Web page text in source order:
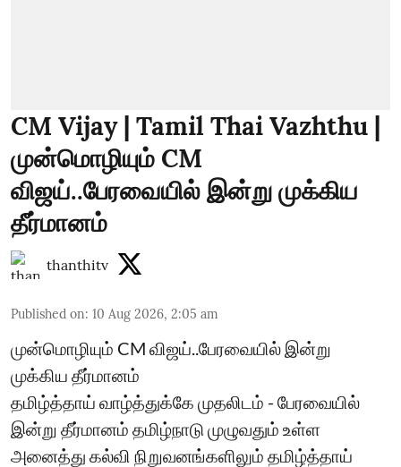
CM Vijay | Tamil Thai Vazhthu |
முன்மொழியும் CM
விஜய்..பேரவையில் இன்று முக்கிய
தீர்மானம்
thanthitv
Published on: 10 Aug 2026, 2:05 am
முன்மொழியும் CM விஜய்..பேரவையில் இன்று
முக்கிய தீர்மானம்
தமிழ்த்தாய் வாழ்த்துக்கே முதலிடம் - பேரவையில்
இன்று தீர்மானம் தமிழ்நாடு முழுவதும் உள்ள
அனைத்து கல்வி நிறுவனங்களிலும் தமிழ்த்தாய்